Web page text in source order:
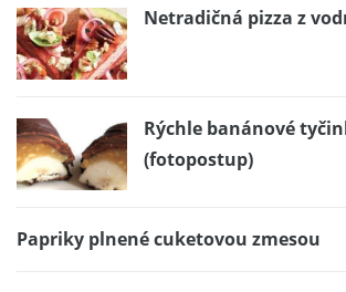
Netradičná pizza z
Rýchle banánové
(fotopostup)
Papriky plnené cuketovou zmesou